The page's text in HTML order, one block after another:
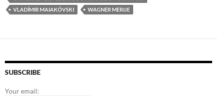
VLADÍMIR MAIAKÓVSKI
WAGNER MERIJE
SUBSCRIBE
Your email: